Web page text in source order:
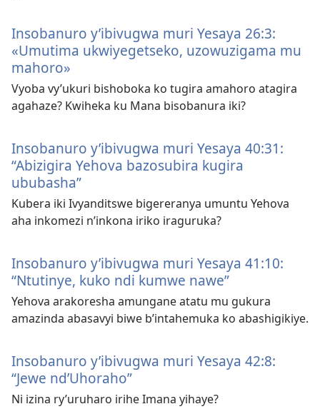
Insobanuro y’ibivugwa muri Yesaya 26:3​:
«Umutima ukwiyegetseko, uzowuzigama mu
mahoro»
Vyoba vy’ukuri bishoboka ko tugira amahoro atagira
agahaze? Kwiheka ku Mana bisobanura iki?
Insobanuro y’ibivugwa muri Yesaya 40:31:
“Abizigira Yehova bazosubira kugira
ububasha”
Kubera iki Ivyanditswe bigereranya umuntu Yehova
aha inkomezi n’inkona iriko iraguruka?
Insobanuro y’ibivugwa muri Yesaya 41:10:
“Ntutinye, kuko ndi kumwe nawe”
Yehova arakoresha amungane atatu mu gukura
amazinda abasavyi biwe b’intahemuka ko abashigikiye.
Insobanuro y’ibivugwa muri Yesaya 42:8:
“Jewe nd’Uhoraho”
Ni izina ry’uruharo irihe Imana yihaye?